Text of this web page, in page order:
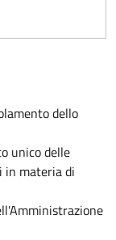
dello
unico delle
in materia di